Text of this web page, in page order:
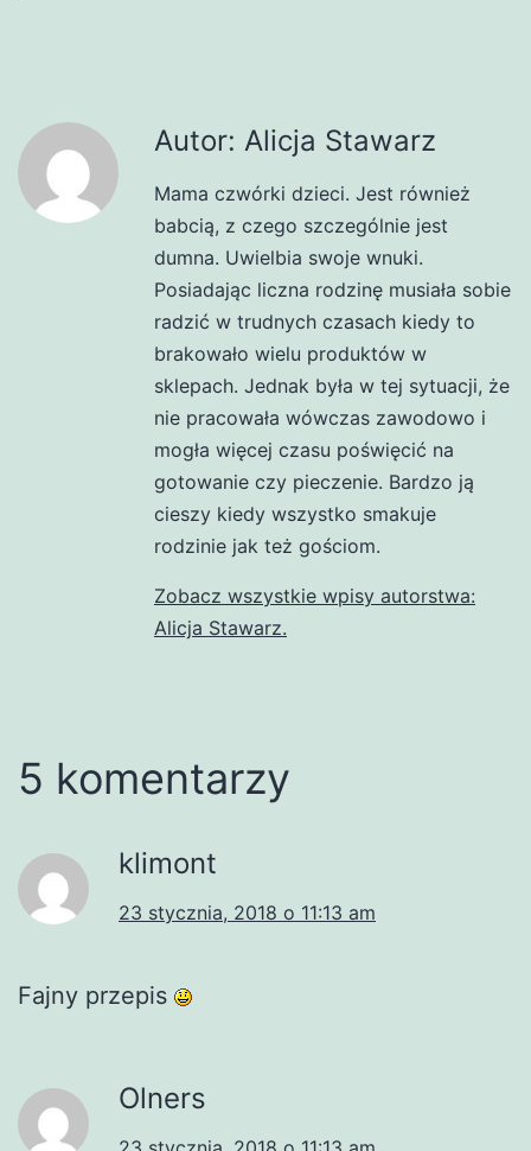
Autor: Alicja Stawarz
Mama czwórki dzieci. Jest również
babcią, z czego szczególnie jest
dumna. Uwielbia swoje wnuki.
Posiadając liczna rodzinę musiała sobie
radzić w trudnych czasach kiedy to
brakowało wielu produktów w
sklepach. Jednak była w tej sytuacji, że
nie pracowała wówczas zawodowo i
mogła więcej czasu poświęcić na
gotowanie czy pieczenie. Bardzo ją
cieszy kiedy wszystko smakuje
rodzinie jak też gościom.
Zobacz wszystkie wpisy autorstwa:
Alicja Stawarz.
5 komentarzy
klimont
23 stycznia, 2018 o 11:13 am
Fajny przepis
Olners